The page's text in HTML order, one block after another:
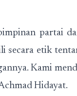
partai
secara etik
Kami
Hidayat.